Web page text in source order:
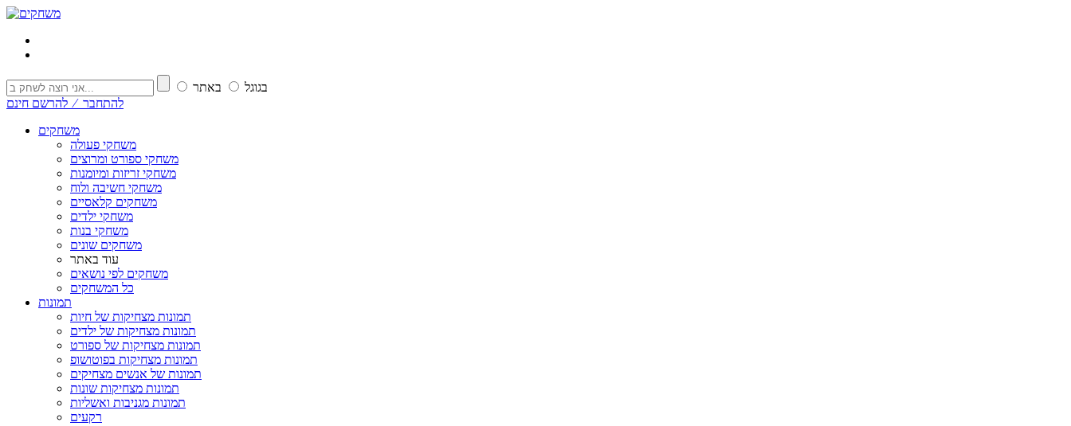
בגוגל
באתר
להתחבר ⁄ להרשם חינם
משחקים
משחקי פעולה
משחקי ספורט ומרוצים
משחקי זריזות ומיומנות
משחקי חשיבה ולוח
משחקים קלאסיים
משחקי ילדים
משחקי בנות
משחקים שונים
עוד באתר
משחקים לפי נושאים
כל המשחקים
תמונות
תמונות מצחיקות של חיות
תמונות מצחיקות של ילדים
תמונות מצחיקות של ספורט
תמונות מצחיקות בפוטושופ
תמונות של אנשים מצחיקים
תמונות מצחיקות שונות
תמונות מגניבות ואשליות
רקעים